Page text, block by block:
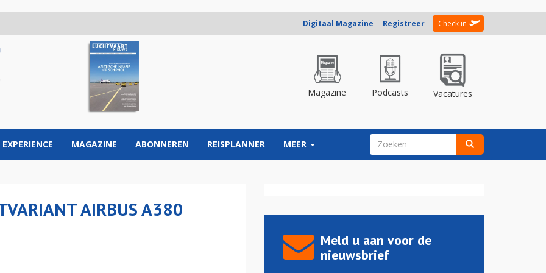
Digitaal Magazine Registreer Check in
Magazine Podcasts Vacatures
EXPERIENCE MAGAZINE ABONNEREN REISPLANNER MEER ZOEKVELD
AIRBUS A380
Meld u aan voor de
nieuwsbrief